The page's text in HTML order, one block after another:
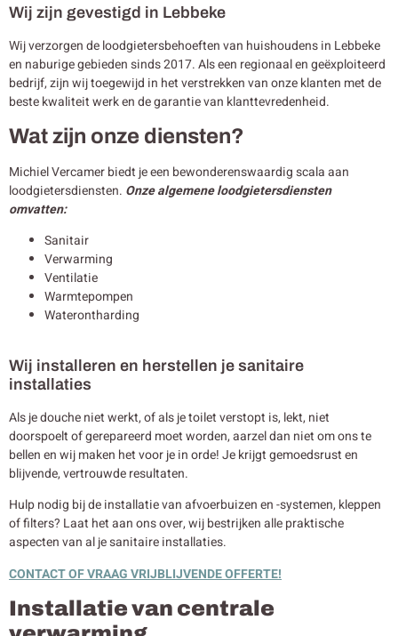
Wij zijn gevestigd in Lebbeke
Wij verzorgen de loodgietersbehoeften van huishoudens in Lebbeke
en naburige gebieden sinds 2017. Als een regionaal en geëxploiteerd
bedrijf, zijn wij toegewijd in het verstrekken van onze klanten met de
beste kwaliteit werk en de garantie van klanttevredenheid.
Wat zijn onze diensten?
Michiel Vercamer biedt je een bewonderenswaardig scala aan
loodgietersdiensten. Onze algemene loodgietersdiensten
omvatten:
Sanitair
Verwarming
Ventilatie
Warmtepompen
Waterontharding
Wij installeren en herstellen je sanitaire
installaties
Als je douche niet werkt, of als je toilet verstopt is, lekt, niet
doorspoelt of gerepareerd moet worden, aarzel dan niet om ons te
bellen en wij maken het voor je in orde! Je krijgt gemoedsrust en
blijvende, vertrouwde resultaten.
Hulp nodig bij de installatie van afvoerbuizen en -systemen, kleppen
of filters? Laat het aan ons over, wij bestrijken alle praktische
aspecten van al je sanitaire installaties.
CONTACT OF VRAAG VRIJBLIJVENDE OFFERTE!
Installatie van centrale